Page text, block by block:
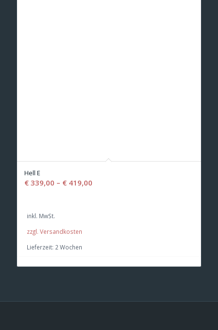
Hell E
€339,00 – €419,00
inkl. MwSt.
zzgl. Versandkosten
Lieferzeit: 2 Wochen